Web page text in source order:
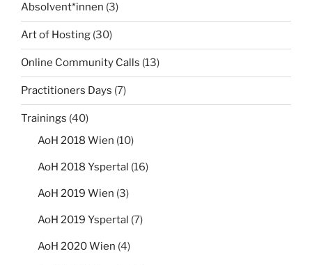
Absolvent*innen (3)
Art of Hosting (30)
Online Community Calls (13)
Practitioners Days (7)
Trainings (40)
AoH 2018 Wien (10)
AoH 2018 Yspertal (16)
AoH 2019 Wien (3)
AoH 2019 Yspertal (7)
AoH 2020 Wien (4)